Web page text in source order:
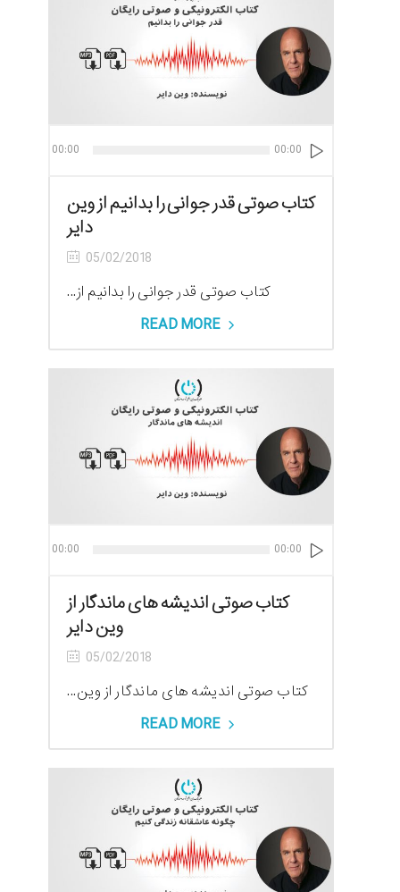
00:00
00:00
کتاب صوتی قدر جوانی را بدانیم از وین
دایر
05/02/2018
کتاب صوتی قدر جوانی را بدانیم از...
READ MORE
00:00
00:00
کتاب صوتی اندیشه های ماندگار از
وین دایر
05/02/2018
کتاب صوتی اندیشه های ماندگار از وین...
READ MORE